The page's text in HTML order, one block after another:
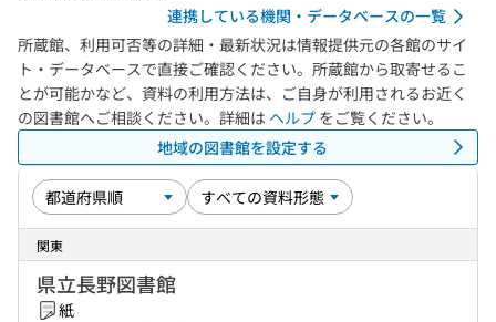
連携している機関・データベースの一覧
所蔵館、利用可否等の詳細・最新状況は情報提供元の各館のサイ
ト・データベースで直接ご確認ください。所蔵館から取寄せるこ
とが可能かなど、資料の利用方法は、ご自身が利用されるお近く
の図書館へご相談ください。詳細は ヘルプ をご覧ください。
地域の図書館を設定する
関東
県立長野図書館
紙